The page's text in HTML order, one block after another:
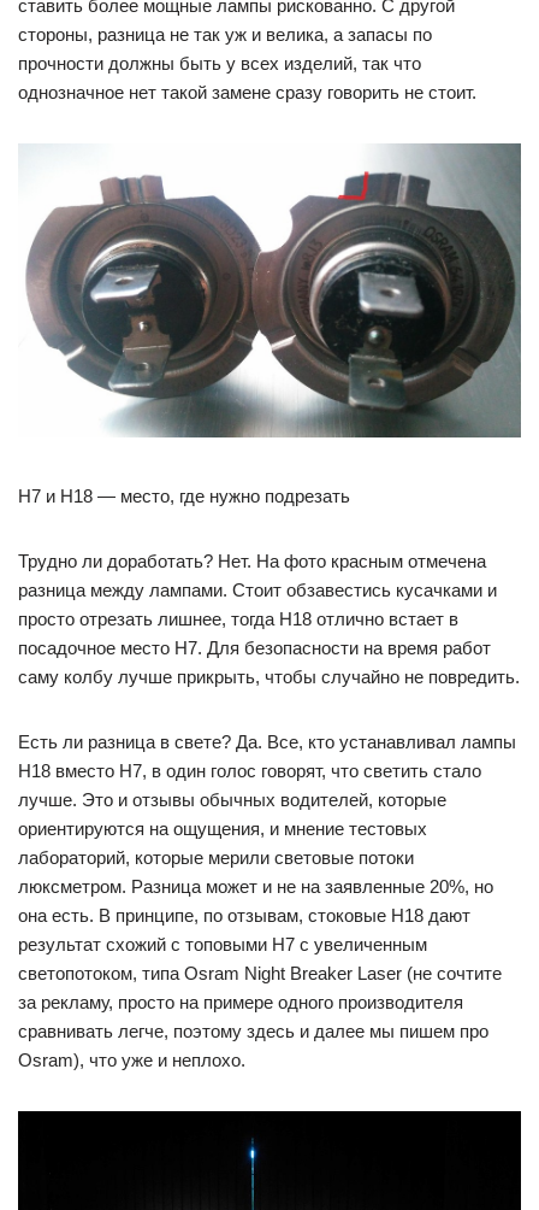
ставить более мощные лампы рискованно. С другой
стороны, разница не так уж и велика, а запасы по
прочности должны быть у всех изделий, так что
однозначное нет такой замене сразу говорить не стоит.
H7 и H18 — место, где нужно подрезать
Трудно ли доработать? Нет. На фото красным отмечена
разница между лампами. Стоит обзавестись кусачками и
просто отрезать лишнее, тогда H18 отлично встает в
посадочное место H7. Для безопасности на время работ
саму колбу лучше прикрыть, чтобы случайно не повредить.
Есть ли разница в свете? Да. Все, кто устанавливал лампы
H18 вместо H7, в один голос говорят, что светить стало
лучше. Это и отзывы обычных водителей, которые
ориентируются на ощущения, и мнение тестовых
лабораторий, которые мерили световые потоки
люксметром. Разница может и не на заявленные 20%, но
она есть. В принципе, по отзывам, стоковые H18 дают
результат схожий с топовыми H7 с увеличенным
светопотоком, типа Osram Night Breaker Laser (не сочтите
за рекламу, просто на примере одного производителя
сравнивать легче, поэтому здесь и далее мы пишем про
Osram), что уже и неплохо.